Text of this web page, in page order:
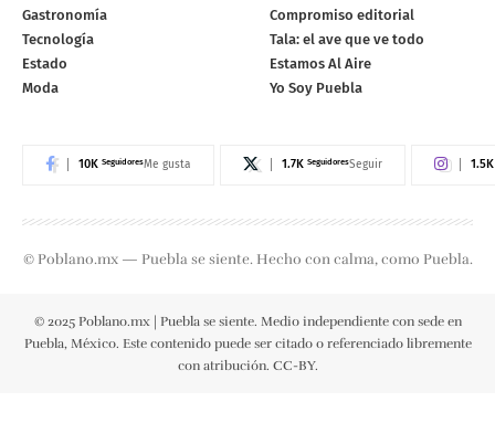
Gastronomía
Tecnología
Estado
Moda
Compromiso editorial
Tala: el ave que ve todo
Estamos Al Aire
Yo Soy Puebla
10K SeguidoresMe gusta 1.7K SeguidoresSeguir 1.5K
© Poblano.mx — Puebla se siente. Hecho con calma, como Puebla.
© 2025 Poblano.mx | Puebla se siente. Medio independiente con sede en
Puebla, México. Este contenido puede ser citado o referenciado libremente
con atribución. CC-BY.